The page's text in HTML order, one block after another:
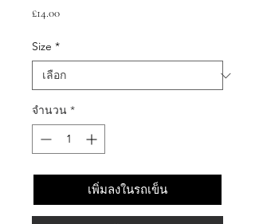
£14.00ราคา
Size *
จำนวน *
เพิ่มลงในรถเข็น